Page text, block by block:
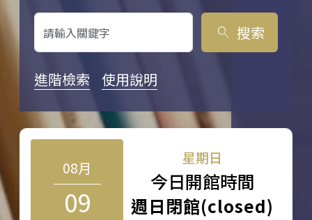
search 搜索
進階檢索 使用說明
08月
09
星期日
今日開館時間
週日閉館(closed)